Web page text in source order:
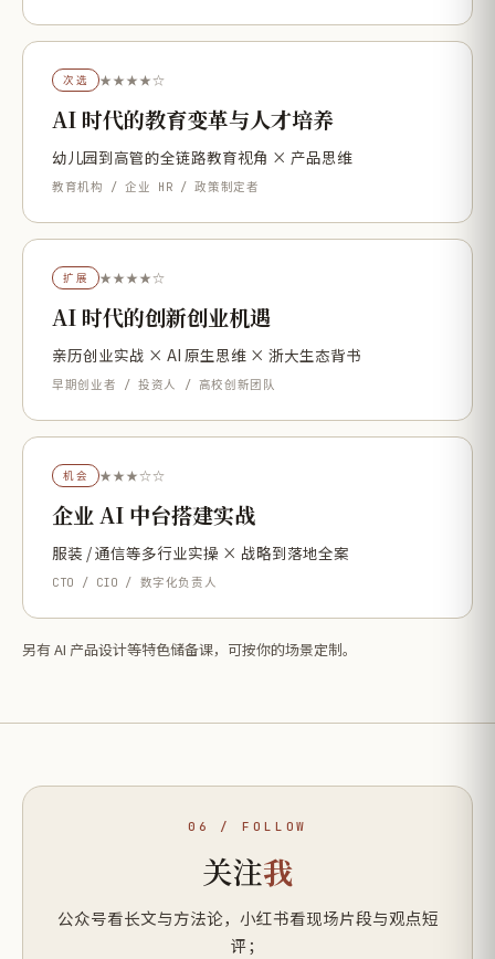
次选 ★★★★☆
AI 时代的教育变革与人才培养
幼儿园到高管的全链路教育视角 × 产品思维
教育机构 / 企业 HR / 政策制定者
扩展 ★★★★☆
AI 时代的创新创业机遇
亲历创业实战 × AI 原生思维 × 浙大生态背书
早期创业者 / 投资人 / 高校创新团队
机会 ★★★☆☆
企业 AI 中台搭建实战
服装 / 通信等多行业实操 × 战略到落地全案
CTO / CIO / 数字化负责人
另有 AI 产品设计等特色储备课，可按你的场景定制。
06 / FOLLOW
关注我
公众号看长文与方法论，小红书看现场片段与观点短
评；